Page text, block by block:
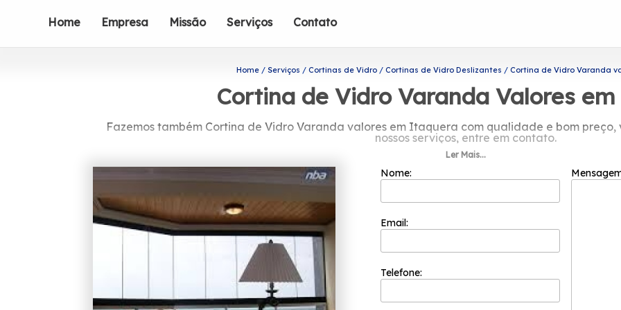
Home Empresa Missão Serviços Contato
Home Serviços Cortinas de Vidro Cortinas de Vidro Deslizantes Cortina de Vidro Varanda
Cortina de Vidro Varanda Valores
Fazemos também Cortina de Vidro Varanda valores em Itaquera com qualidade e bom
nossos serviços, entre em contato.
Caso esteja precisando de Cortina de Vidro Varanda valores em Itaquera, Conte com a Protavi
do setor de engenharia de vidros, são diversas opções de produtos e serviços oferecidas,
banheiros e portas de vidro. Não deixe de entrar em contato para obter mais informações
Ler Mais...
Nome:
Email:
Telefone: